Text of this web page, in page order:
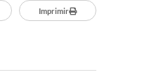
Imprimir